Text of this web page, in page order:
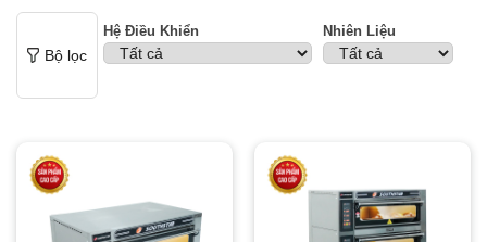
Bộ lọc
Hệ Điều Khiển Nhiên Liệu